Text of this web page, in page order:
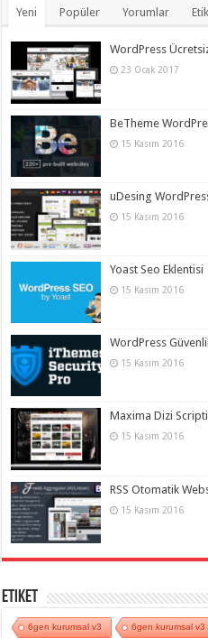
Yeni Popüler Yorumlar
WordPress
23 Ocak 2017
BeTheme
15 Kasım 2016
uDesing
15 Kasım 2016
Yoast Seo Eklentisi
15 Kasım 2016
WordPress
15 Kasım 2016
Maxima Dizi Scripti
15 Kasım 2016
RSS Otomatik
15 Kasım 2016
Etiket
6gen kurumsal v3 6gen kurumsal v3